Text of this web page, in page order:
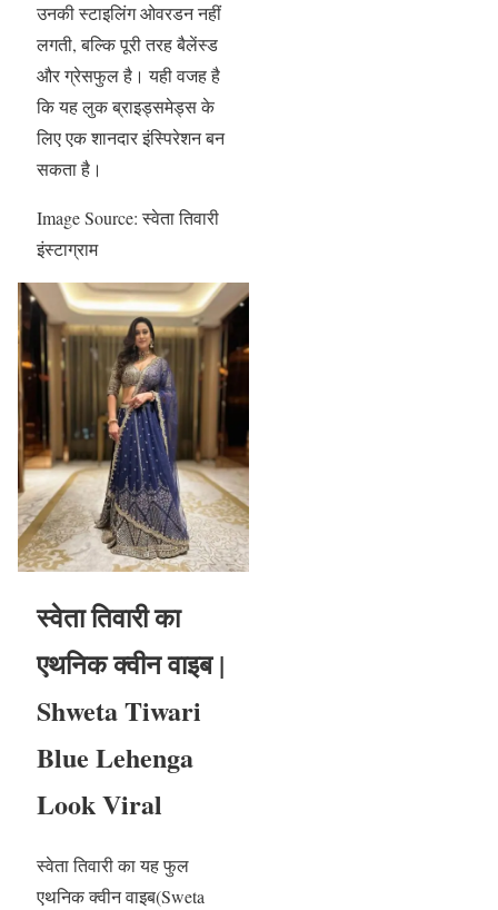
उनकी स्टाइलिंग ओवरडन नहीं
लगती, बल्कि पूरी तरह बैलेंस्ड
और ग्रेसफुल है। यही वजह है
कि यह लुक ब्राइड्समेड्स के
लिए एक शानदार इंस्पिरेशन बन
सकता है।
Image Source: स्वेता तिवारी
इंस्टाग्राम
स्वेता तिवारी का
एथनिक क्वीन वाइब |
Shweta Tiwari
Blue Lehenga
Look Viral
स्वेता तिवारी का यह फुल
एथनिक क्वीन वाइब(Sweta